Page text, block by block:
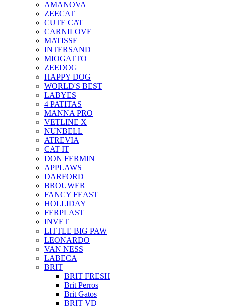
AMANOVA
ZEECAT
CUTE CAT
CARNILOVE
MATISSE
INTERSAND
MIOGATTO
ZEEDOG
HAPPY DOG
WORLD'S BEST
LABYES
4 PATITAS
MANNA PRO
VETLINE X
NUNBELL
ATREVIA
CAT IT
DON FERMIN
APPLAWS
DARFORD
BROUWER
FANCY FEAST
HOLLIDAY
FERPLAST
INVET
LITTLE BIG PAW
LEONARDO
VAN NESS
LABECA
BRIT
BRIT FRESH
Brit Perros
Brit Gatos
BRIT VD